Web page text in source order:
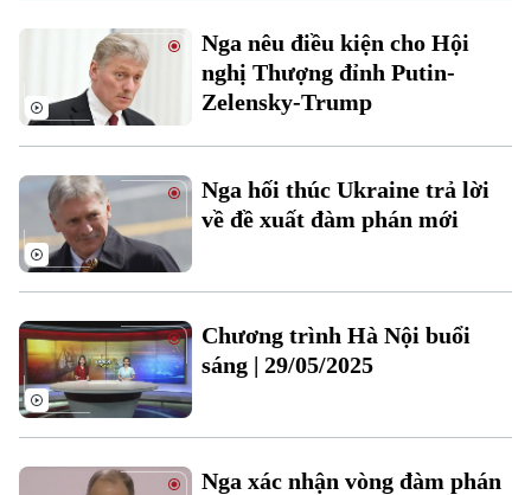
Theo dõi Hà Nội On
Nga nêu điều kiện cho Hội
nghị Thượng đỉnh Putin-
Zelensky-Trump
Nga hối thúc Ukraine trả lời
về đề xuất đàm phán mới
Chương trình Hà Nội buổi
sáng | 29/05/2025
Nga xác nhận vòng đàm phán